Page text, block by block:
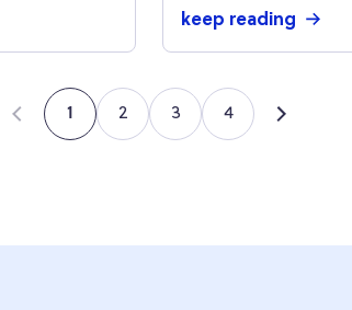
keep reading
1 2 3 4